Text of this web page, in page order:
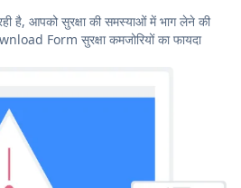
है, आपको सुरक्षा की समस्याओं में भाग लेने की
Form सुरक्षा कमजोरियों का फायदा